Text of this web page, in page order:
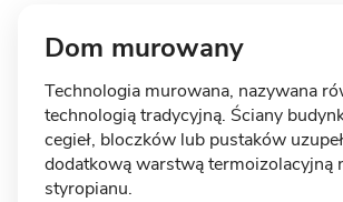
11 zdjęć
Lusówko -
z garażem
Dom murowany
Technologia murowana, nazywana
technologią tradycyjną. Ściany
cegieł, bloczków lub pustaków
dodatkową warstwą termoizolacyjną
styropianu.